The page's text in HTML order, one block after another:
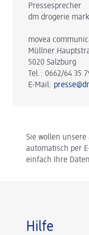
Pressesprecher
dm drogerie
movea
Müllner
5020 Salzburg
Tel.: 0662/64 35
E-Mail:
Sie wollen
automatisch per
einfach Ihre
Hilfe